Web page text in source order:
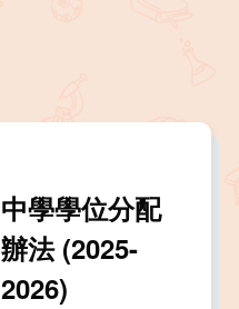
中學學位分配
辦法 (2025-
2026)